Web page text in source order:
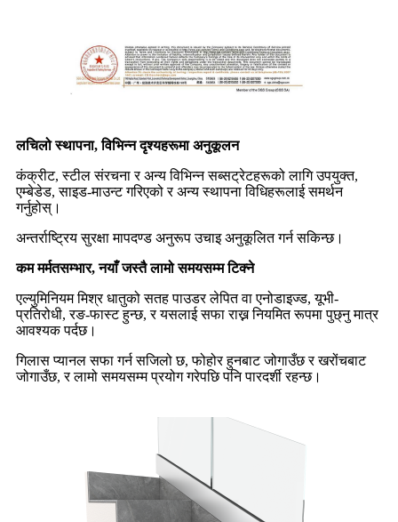
लचिलो स्थापना, विभिन्न दृश्यहरूमा अनुकूलन
कंक्रीट, स्टील संरचना र अन्य विभिन्न सब्सट्रेटहरूको लागि उपयुक्त,
एम्बेडेड, साइड-माउन्ट गरिएको र अन्य स्थापना विधिहरूलाई समर्थन
गर्नुहोस्।
अन्तर्राष्ट्रिय सुरक्षा मापदण्ड अनुरूप उचाइ अनुकूलित गर्न सकिन्छ।
कम मर्मतसम्भार, नयाँ जस्तै लामो समयसम्म टिक्ने
एल्युमिनियम मिश्र धातुको सतह पाउडर लेपित वा एनोडाइज्ड, यूभी-
प्रतिरोधी, रङ-फास्ट हुन्छ, र यसलाई सफा राख्न नियमित रूपमा पुछ्नु मात्र
आवश्यक पर्दछ।
गिलास प्यानल सफा गर्न सजिलो छ, फोहोर हुनबाट जोगाउँछ र खरोंचबाट
जोगाउँछ, र लामो समयसम्म प्रयोग गरेपछि पनि पारदर्शी रहन्छ।